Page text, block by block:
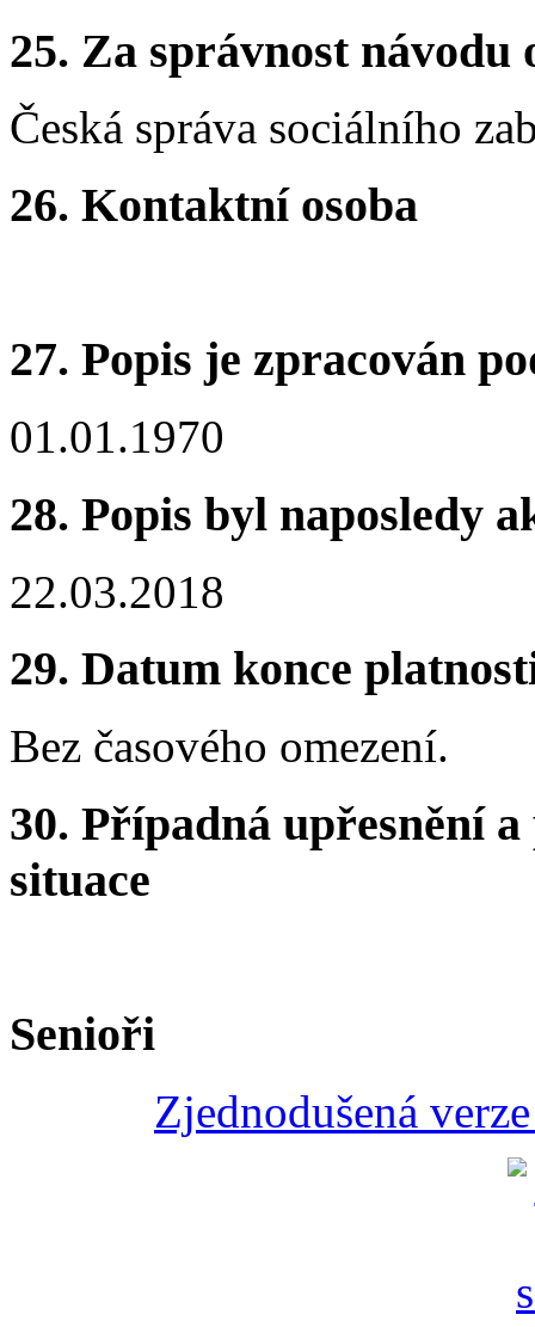
25. Za správnost návodu
Česká správa sociálního
26. Kontaktní osoba
27. Popis je zpracován
01.01.1970
28. Popis byl naposledy
22.03.2018
29. Datum konce
Bez časového omezení.
30. Případná upřesnění
situace
Senioři
Zjednodušená